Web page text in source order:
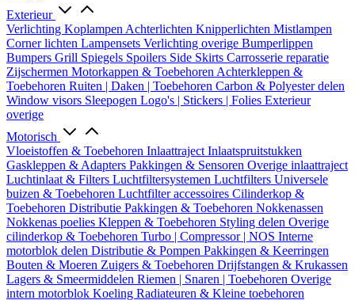
Exterieur
Verlichting Koplampen Achterlichten Knipperlichten Mistlampen
Corner lichten Lampensets Verlichting overige Bumperlippen
Bumpers Grill Spiegels Spoilers Side Skirts Carrosserie reparatie
Zijschermen Motorkappen & Toebehoren Achterkleppen &
Toebehoren Ruiten | Daken | Toebehoren Carbon & Polyester delen
Window visors Sleepogen Logo's | Stickers | Folies Exterieur
overige
Motorisch
Vloeistoffen & Toebehoren Inlaattraject Inlaatspruitstukken
Gaskleppen & Adapters Pakkingen & Sensoren Overige inlaattraject
Luchtinlaat & Filters Luchtfiltersystemen Luchtfilters Universele
buizen & Toebehoren Luchtfilter accessoires Cilinderkop &
Toebehoren Distributie Pakkingen & Toebehoren Nokkenassen
Nokkenas poelies Kleppen & Toebehoren Styling delen Overige
cilinderkop & Toebehoren Turbo | Compressor | NOS Interne
motorblok delen Distributie & Pompen Pakkingen & Keerringen
Bouten & Moeren Zuigers & Toebehoren Drijfstangen & Krukassen
Lagers & Smeermiddelen Riemen | Snaren | Toebehoren Overige
intern motorblok Koeling Radiateuren & Kleine toebehoren